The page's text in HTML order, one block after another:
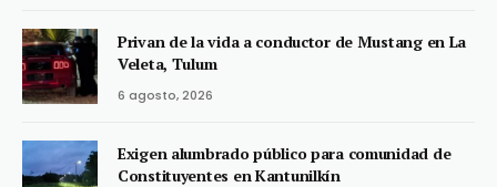
Privan de la vida a conductor de Mustang en La
Veleta, Tulum
6 agosto, 2026
Exigen alumbrado público para comunidad de
Constituyentes en Kantunilkín